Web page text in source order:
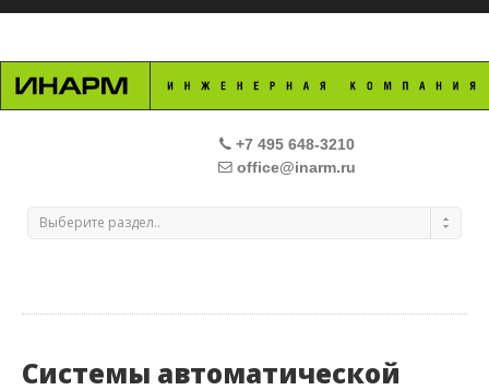
Инженерная компания
+7 495 648-3210
office@inarm.ru
Выберите раздел..
Системы автоматической